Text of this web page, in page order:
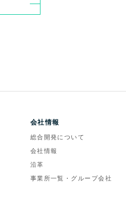
会社情報
総合開発について
会社情報
沿革
事業所一覧・グループ会社